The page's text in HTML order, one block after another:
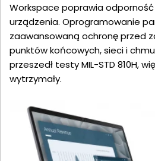
Workspace poprawia
urządzenia. Oprogramowanie
zaawansowaną ochronę przed
punktów końcowych, sieci i
przeszedł testy MIL-STD 810H,
wytrzymały.